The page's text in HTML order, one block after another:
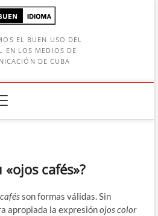
EL BUEN USO DEL
EN LOS MEDIOS DE
DE CUBA
«ojos cafés»?
son formas válidas. Sin
apropiada la expresiónojos color